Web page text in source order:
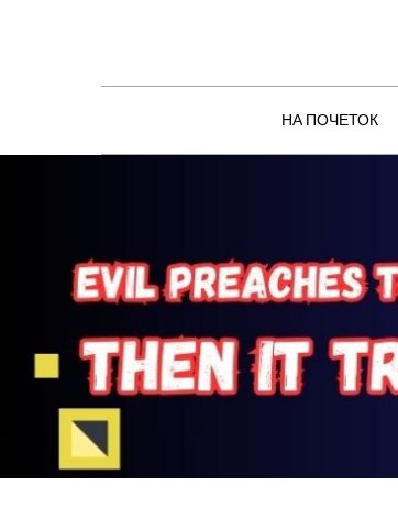
НА ПОЧЕТОК